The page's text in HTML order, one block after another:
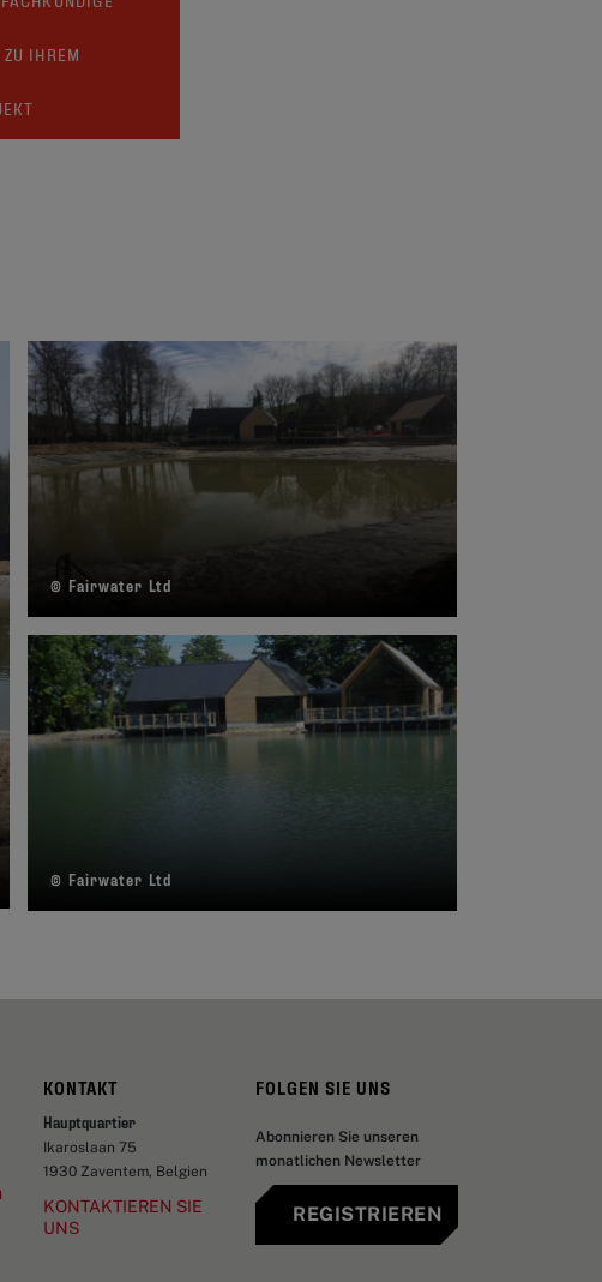
IHREM
© Fairwater Ltd
© Fairwater Ltd
KONTAKT
Hauptquartier
Ikaroslaan 75
1930 Zaventem, Belgien
KONTAKTIEREN SIE
UNS
FOLGEN SIE UNS
Abonnieren Sie unseren
monatlichen Newsletter
REGISTRIEREN